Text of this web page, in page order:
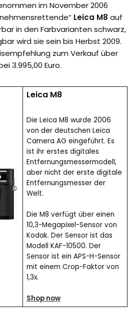
im November 2006
Leica M8 auf
in den Farbvarianten schwarz,
wird sie sein bis Herbst 2009.
zum Verkauf über
3.995,00 Euro.
Leica M8
Die Leica M8 wurde 2006
von der deutschen Leica
Camera AG eingeführt. Es
ist ihr erstes digitales
Entfernungsmessermodell,
aber nicht der erste digitale
Entfernungsmesser der
Welt.
Die M8 verfügt über einen
10,3-Megapixel-Sensor von
Kodak. Der Sensor ist das
Modell KAF-10500. Der
Sensor ist ein APS-H-Sensor
mit einem Crop-Faktor von
1,3x.
Shop now